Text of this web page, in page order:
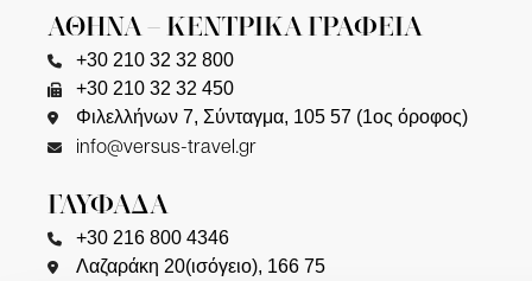
ΑΘΗΝΑ – ΚΕΝΤΡΙΚΑ ΓΡΑΦΕΙΑ
+30 210 32 32 800
+30 210 32 32 450
Φιλελλήνων 7, Σύνταγμα, 105 57 (1ος όροφος)
info@versus-travel.gr
ΓΛΥΦΑΔΑ
+30 216 800 4346
Λαζαράκη 20(ισόγειο), 166 75